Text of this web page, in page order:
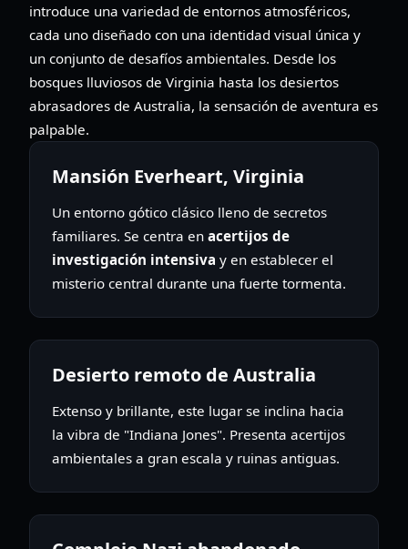
introduce una variedad de entornos atmosféricos,
cada uno diseñado con una identidad visual única y
un conjunto de desafíos ambientales. Desde los
bosques lluviosos de Virginia hasta los desiertos
abrasadores de Australia, la sensación de aventura es
palpable.
Mansión Everheart, Virginia
Un entorno gótico clásico lleno de secretos
familiares. Se centra en acertijos de
investigación intensiva y en establecer el
misterio central durante una fuerte tormenta.
Desierto remoto de Australia
Extenso y brillante, este lugar se inclina hacia
la vibra de "Indiana Jones". Presenta acertijos
ambientales a gran escala y ruinas antiguas.